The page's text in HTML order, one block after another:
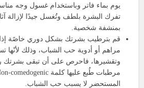
يوم بماء فاتر وباستخدام غسول وجه
تفرك البشرة بلطف وتُغسل جيدًا لإزالة
بمنشفة شخصية.
قم بترطيب بشرتك بشكل دوري خاصًة
مراهم أو أدوية حب الشباب، وذلك لأنّها
وتقشيرها، فاحرص على أن تبقى بشرتك
المستحضر لا يسبب حب الشباب.